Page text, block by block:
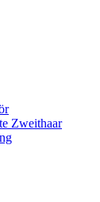
Zweithaar